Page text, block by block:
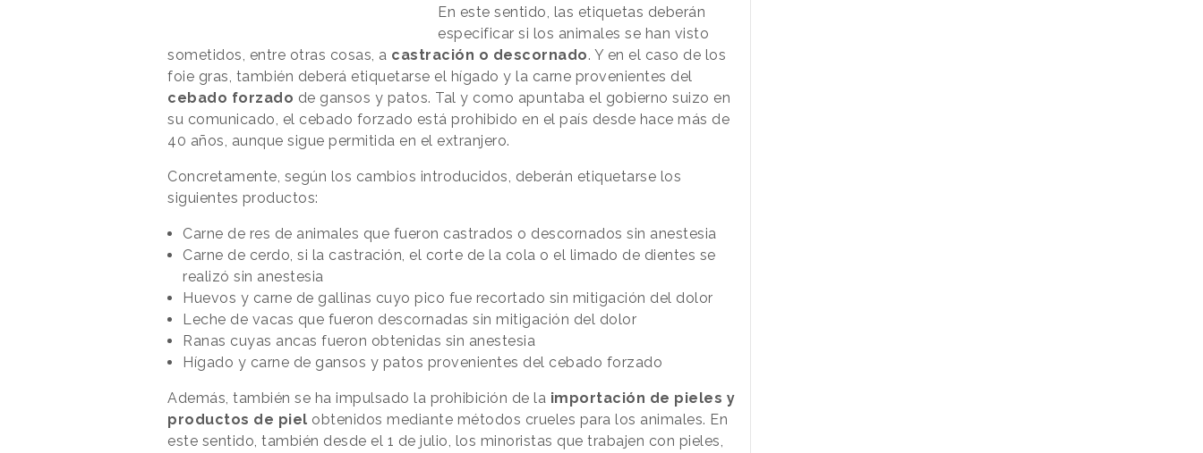
En este sentido, las etiquetas deberán
especificar si los animales se han visto
sometidos, entre otras cosas, a castración o descornado. Y en el caso de los
foie gras, también deberá etiquetarse el hígado y la carne provenientes del
cebado forzado de gansos y patos. Tal y como apuntaba el gobierno suizo en
su comunicado, el cebado forzado está prohibido en el país desde hace más de
40 años, aunque sigue permitida en el extranjero.
Concretamente, según los cambios introducidos, deberán etiquetarse los
siguientes productos:
Carne de res de animales que fueron castrados o descornados sin anestesia
Carne de cerdo, si la castración, el corte de la cola o el limado de dientes se
realizó sin anestesia
Huevos y carne de gallinas cuyo pico fue recortado sin mitigación del dolor
Leche de vacas que fueron descornadas sin mitigación del dolor
Ranas cuyas ancas fueron obtenidas sin anestesia
Hígado y carne de gansos y patos provenientes del cebado forzado
Además, también se ha impulsado la prohibición de la importación de pieles y
productos de piel obtenidos mediante métodos crueles para los animales. En
este sentido, también desde el 1 de julio, los minoristas que trabajen con pieles,